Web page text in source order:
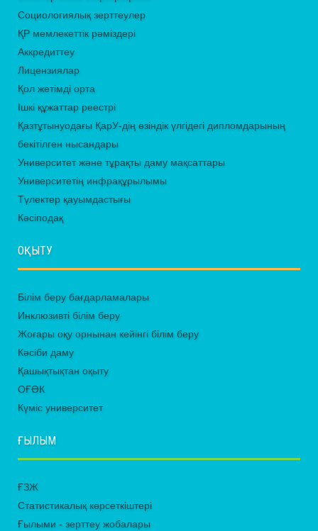
Социологиялық зерттеулер
ҚР мемлекеттік рәміздері
Аккредиттеу
Лицензиялар
Қол жетімді орта
Ішкі құжаттар реестрі
Қазтұтынуодағы ҚарУ-дің өзіндік үлгідегі дипломдарының
бекітілген нысандары
Университет және тұрақты даму мақсаттары
Университетің инфрақұрылымы
Түлектер қауымдастығы
Кәсіподақ
ОҚЫТУ
Білім беру бағдарламалары
Инклюзивті білім беру
Жоғары оқу орнынан кейінгі білім беру
Кәсіби даму
Қашықтықтан оқыту
ОҒӨК
Күміс университет
ҒЫЛЫМ
ҒЗЖ
Статистикалық көрсеткіштері
Ғылыми - зерттеу жобалары